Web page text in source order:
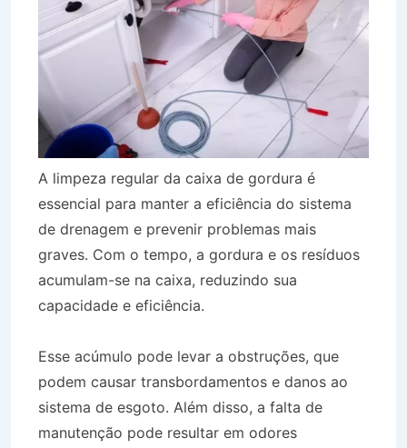
A limpeza regular da caixa de gordura é
essencial para manter a eficiência do sistema
de drenagem e prevenir problemas mais
graves. Com o tempo, a gordura e os resíduos
acumulam-se na caixa, reduzindo sua
capacidade e eficiência.
Esse acúmulo pode levar a obstruções, que
podem causar transbordamentos e danos ao
sistema de esgoto. Além disso, a falta de
manutenção pode resultar em odores